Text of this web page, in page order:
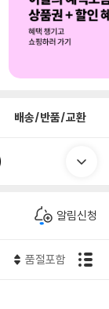
배송/반품/교환
알림신청
품절포함